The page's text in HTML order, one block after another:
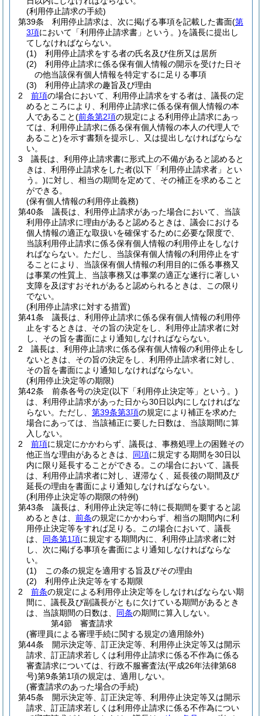
(利用停止請求の手続)
第39条
利用停止請求は、次に掲げる事項を記載した書面(第
3項において「利用停止請求書」という。)を議長に提出し
てしなければならない。
(1)
利用停止請求をする者の氏名及び住所又は居所
(2)
利用停止請求に係る保有個人情報の開示を受けた日そ
の他当該保有個人情報を特定するに足りる事項
(3)
利用停止請求の趣旨及び理由
2
前項の場合において、利用停止請求をする者は、議長の定
めるところにより、利用停止請求に係る保有個人情報の本
人であること(前条第2項の規定による利用停止請求にあっ
ては、利用停止請求に係る保有個人情報の本人の代理人で
あること)を示す書類を提示し、又は提出しなければならな
い。
3
議長は、利用停止請求書に形式上の不備があると認めると
きは、利用停止請求をした者(以下「利用停止請求者」とい
う。)に対し、相当の期間を定めて、その補正を求めること
ができる。
(保有個人情報の利用停止義務)
第40条
議長は、利用停止請求があった場合において、当該
利用停止請求に理由があると認めるときは、議会における
個人情報の適正な取扱いを確保するために必要な限度で、
当該利用停止請求に係る保有個人情報の利用停止をしなけ
ればならない。 ただし、当該保有個人情報の利用停止をす
ることにより、当該保有個人情報の利用目的に係る事務又
は事業の性質上、当該事務又は事業の適正な遂行に著しい
支障を及ぼすおそれがあると認められるときは、この限り
でない。
(利用停止請求に対する措置)
第41条
議長は、利用停止請求に係る保有個人情報の利用停
止をするときは、その旨の決定をし、利用停止請求者に対
し、その旨を書面により通知しなければならない。
2
議長は、利用停止請求に係る保有個人情報の利用停止をし
ないときは、その旨の決定をし、利用停止請求者に対し、
その旨を書面により通知しなければならない。
(利用停止決定等の期限)
第42条
前条各号の決定(以下「利用停止決定等」という。)
は、利用停止請求があった日から30日以内にしなければな
らない。 ただし、 第39条第3項の規定により補正を求めた
場合にあっては、当該補正に要した日数は、当該期間に算
入しない。
2
前項に規定にかかわらず、議長は、事務処理上の困難その
他正当な理由があるときは、 同項に規定する期間を30日以
内に限り延長することができる。
この場合において、議長
は、利用停止請求者に対し、遅滞なく、延長後の期間及び
延長の理由を書面により通知しなければならない。
(利用停止決定等の期限の特例)
第43条
議長は、利用停止決定等に特に長期間を要すると認
めるときは、 前条の規定にかかわらず、相当の期間内に利
用停止決定等をすれば足りる。
この場合において、議長
は、 同条第1項に規定する期間内に、利用停止請求者に対
し、次に掲げる事項を書面により通知しなければならな
い。
(1)
この条の規定を適用する旨及びその理由
(2)
利用停止決定等をする期限
2
前条の規定による利用停止決定等をしなければならない期
間に、議長及び副議長がともに欠けている期間があるとき
は、当該期間の日数は、 同条の期間に算入しない。
第4節
審査請求
(審理員による審理手続に関する規定の適用除外)
第44条
開示決定等、訂正決定等、利用停止決定等又は開示
請求、訂正請求若しくは利用停止請求に係る不作為に係る
審査請求については、行政不服審査法(平成26年法律第68
号)第9条第1項の規定は、適用しない。
(審査請求のあった場合の手続)
第45条
開示決定等、訂正決定等、利用停止決定等又は開示
請求、訂正請求若しくは利用停止請求に係る不作為につい